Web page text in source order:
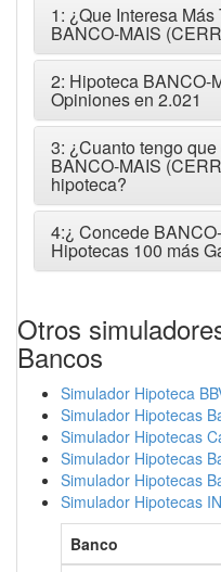
1: ¿Que Interesa
BANCO-MAIS
2: Hipoteca BANCO-
Opiniones en 2.021
3: ¿Cuanto tengo
BANCO-MAIS
hipoteca?
4:¿ Concede
Hipotecas 100 más
Otros
Bancos
Simulador Hipoteca
Simulador Hipotecas
Simulador Hipotecas
Simulador Hipotecas
Simulador Hipotecas
Simulador Hipotecas
Banco